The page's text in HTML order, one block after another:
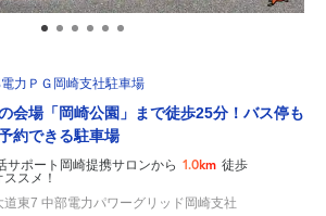
力ＰＧ岡崎支社駐車場
会場「岡崎公園」まで徒歩25分！バス停も
約できる駐車場
サポート岡崎提携サロンから 1.0km 徒歩
スメ！
道東7 中部電力パワーグリッド岡崎支社